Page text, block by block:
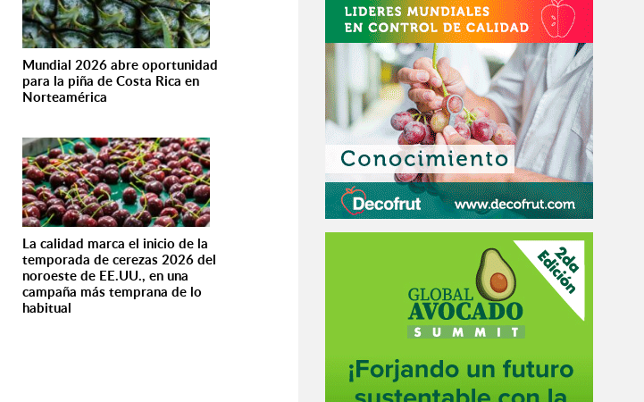
Mundial 2026 abre oportunidad
para la piña de Costa Rica en
Norteamérica
La calidad marca el inicio de la
temporada de cerezas 2026 del
noroeste de EE.UU., en una
campaña más temprana de lo
habitual